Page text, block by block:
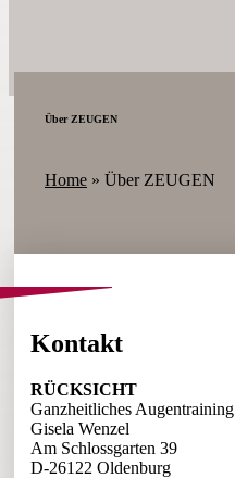
Über ZEUGEN
Home » Über ZEUGEN
Kontakt
RÜCKSICHT
Ganzheitliches Augentraining
Gisela Wenzel
Am Schlossgarten 39
D-26122 Oldenburg